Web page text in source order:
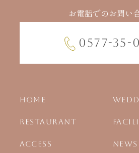
お電話でのお問い
0577-35-
HOME
RESTAURANT
ACCESS NEWS